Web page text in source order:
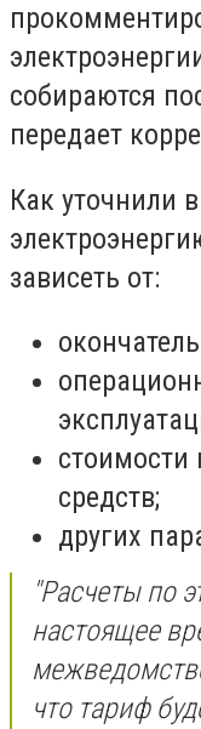
собираются
передает
Как уточнили
зависеть от:
средств;
других
"Расчеты по
настоящее
что тариф